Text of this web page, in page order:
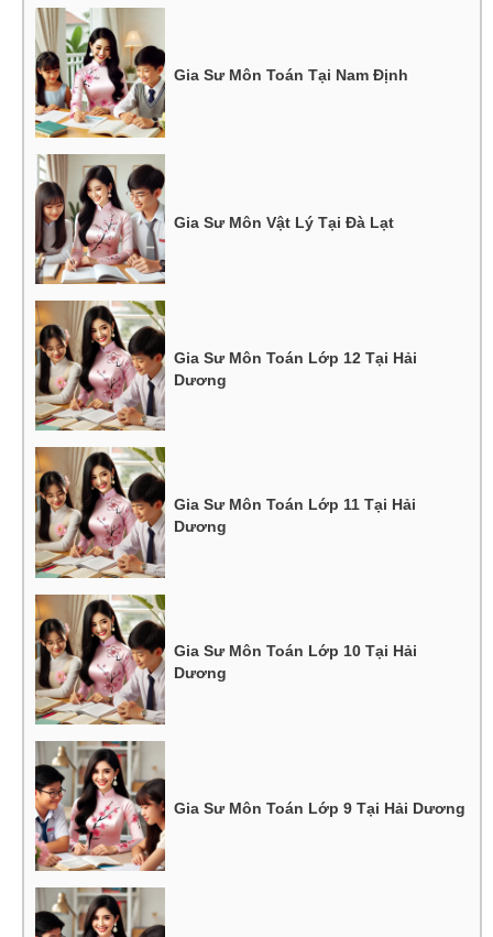
Gia Sư Môn Toán Tại Nam Định
Gia Sư Môn Vật Lý Tại Đà Lạt
Gia Sư Môn Toán Lớp 12 Tại Hải
Dương
Gia Sư Môn Toán Lớp 11 Tại Hải
Dương
Gia Sư Môn Toán Lớp 10 Tại Hải
Dương
Gia Sư Môn Toán Lớp 9 Tại Hải Dương